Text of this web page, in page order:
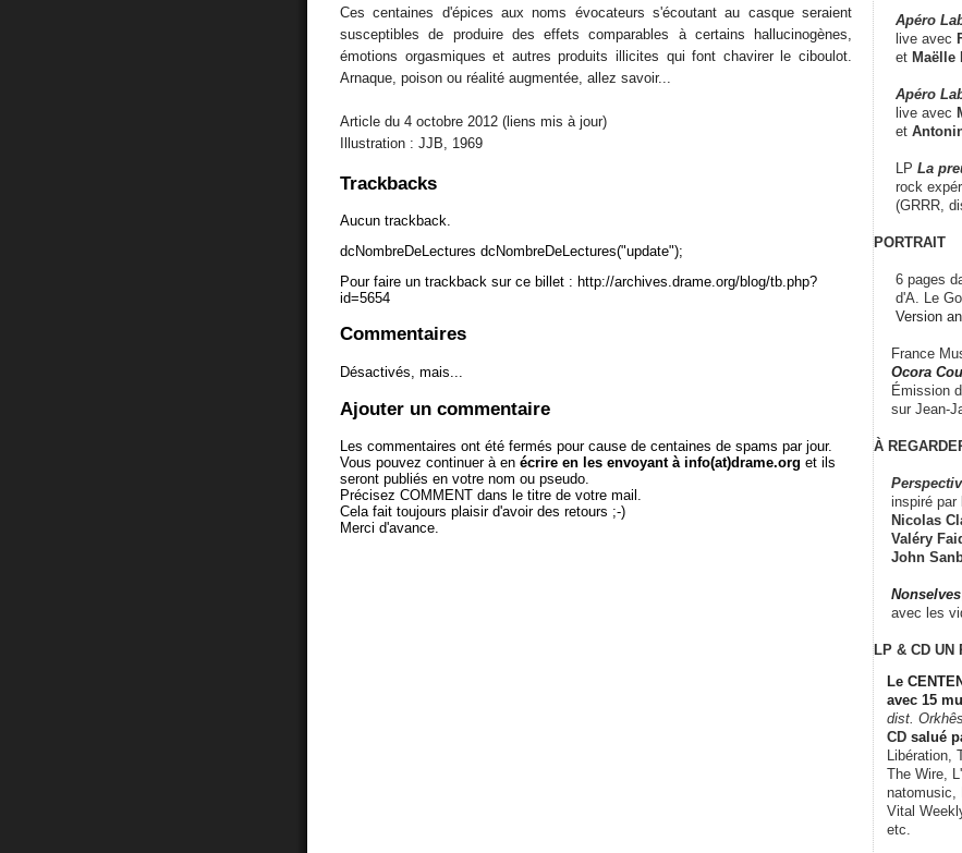
Ces centaines d'épices aux noms évocateurs s'écoutant au casque seraient
susceptibles de produire des effets comparables à certains hallucinogènes,
émotions orgasmiques et autres produits illicites qui font chavirer le ciboulot.
Arnaque, poison ou réalité augmentée, allez savoir...
Article du 4 octobre 2012 (liens mis à jour)
Illustration : JJB, 1969
Trackbacks
Aucun trackback.
dcNombreDeLectures dcNombreDeLectures("update");
Pour faire un trackback sur ce billet : http://archives.drame.org/blog/tb.php?
id=5654
Commentaires
Désactivés, mais...
Ajouter un commentaire
Les commentaires ont été fermés pour cause de centaines de spams par jour.
Vous pouvez continuer à en écrire en les envoyant à info(at)drame.org et ils
seront publiés en votre nom ou pseudo.
Précisez COMMENT dans le titre de votre mail.
Cela fait toujours plaisir d'avoir des retours ;-)
Merci d'avance.
Apéro
live avec
et Maëlle
Apéro
live avec
et
LP La
rock
(GRRR,
PORTRAIT
6 pages
d'A. Le
Version
France
Ocora
Émission
sur Jean-
À
inspiré par
Nicolas
Valéry
John
Nonselves
avec les
LP & CD UN
Le
avec 15
dist.
CD salué
Libération,
The Wire,
natomusic,
Vital
etc.